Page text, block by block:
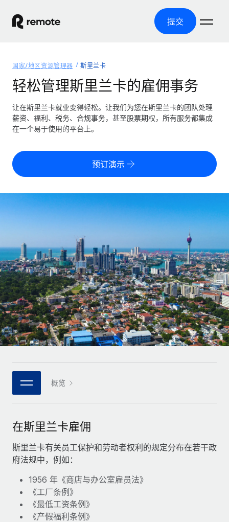
提交
产品
全球招聘
全球薪资管理
轻松运行合规薪资
零实体成本实现全球扩张
全球合规聘用合同工
PEO
外包复杂雇佣任务
基础设施
Remote Embedded
将人力资源无缝融入工作流程
团队的内置核心人力资源功能
连接 新的
使用我们的 MCP 将任何人工智能工具与 Remote 平台相连
借助核心业务工具简化流程
服务
咨询专家
获得全球人力资源与合规方面的专家帮助
背景调查
覆盖全球
美国各州浏览器
Remote 无惧对比
成长阶段
初创企业
为成长型企业量身打造的全球敏捷型人力资源与薪资解决方案
中型市场
通过定制化人力资源解决方案扩展团队
企业
与我们携手合作
战略技术合作伙伴
与我们共探合作机遇
集成与人工智能自动化咨询
案例研究
资源
工具与计算器
误分类风险计算工具
员工成本计算器
合同工薪酬结算计算器
探索全球合同工的结算货币选项与结算速度
通过 REMOTE 学习
研究与指引
案例研究
人力资源术语表
核对表和模板
职位描述库
网络研讨会
活动
新闻室
薪金与人才洞察
洞察中心
获得支持
定价
中文（简体）
Nederlands
Français
Deutsch
Español
Italiano
Português (Portugal)
日本語
한국어
中文（简体）
登录
国家/地区资源管理器 斯里兰卡
轻松管理斯里兰卡的雇佣事务
让在斯里兰卡就业变得轻松。让我们为您在斯里兰卡的团队处理
薪资、福利、税务、合规事务，甚至股票期权，所有服务都集成
在一个易于使用的平台上。
预订演示
概览
在斯里兰卡雇佣
斯里兰卡有关员工保护和劳动者权利的规定分布在若干政
府法规中，例如：
1956 年《商店与办公室雇员法》
《工厂条例》
《最低工资条例》
《产假福利条例》